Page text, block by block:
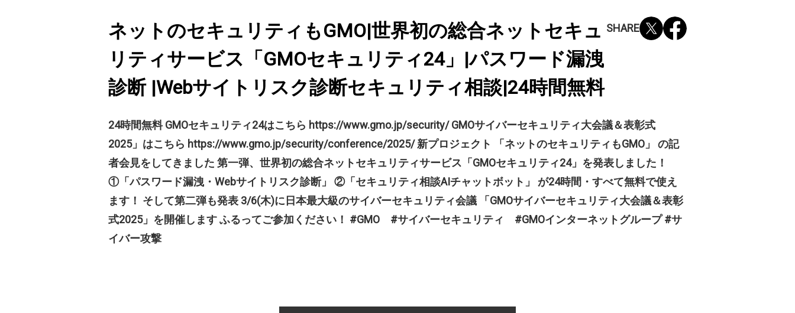
ネットのセキュリティもGMO|世界初の総合ネットセキュ
リティサービス「GMOセキュリティ24」|パスワード漏洩
診断 |Webサイトリスク診断セキュリティ相談|24時間無料
SHARE
24時間無料 GMOセキュリティ24はこちら https://www.gmo.jp/security/ GMOサイバーセキュリティ大会議＆表彰式
2025」はこちら https://www.gmo.jp/security/conference/2025/ 新プロジェクト 「ネットのセキュリティもGMO」 の記
者会見をしてきました 第一弾、世界初の総合ネットセキュリティサービス「GMOセキュリティ24」を発表しました！
①「パスワード漏洩・Webサイトリスク診断」 ②「セキュリティ相談AIチャットボット」 が24時間・すべて無料で使え
ます！ そして第二弾も発表 3/6(木)に日本最大級のサイバーセキュリティ会議 「GMOサイバーセキュリティ大会議＆表彰
式2025」を開催します ふるってご参加ください！ #GMO #サイバーセキュリティ #GMOインターネットグループ #サ
イバー攻撃